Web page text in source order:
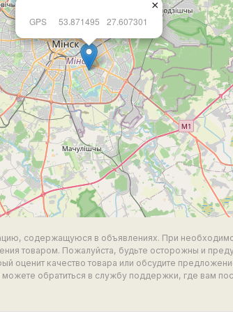
GPS 53.871495 27.607301
×
содержащуюся в объявлениях. При
товаром. Пожалуйста, будьте осторожны и
оценит качество товара или обсудите
обратиться в службу поддержки, где вам